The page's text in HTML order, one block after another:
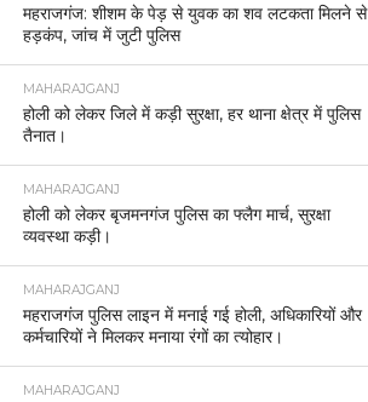
महराजगंज: शीशम के पेड़ से युवक का शव लटकता मिलने से
हड़कंप, जांच में जुटी पुलिस
MAHARAJGANJ
होली को लेकर जिले में कड़ी सुरक्षा, हर थाना क्षेत्र में पुलिस
तैनात।
MAHARAJGANJ
होली को लेकर बृजमनगंज पुलिस का फ्लैग मार्च, सुरक्षा
व्यवस्था कड़ी।
MAHARAJGANJ
महराजगंज पुलिस लाइन में मनाई गई होली, अधिकारियों और
कर्मचारियों ने मिलकर मनाया रंगों का त्योहार।
MAHARAJGANJ